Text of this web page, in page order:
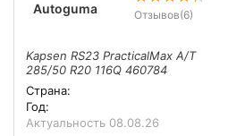
Autoguma Отзывов(6)
Kapsen RS23 PracticalMax A/T
285/50 R20 116Q 460784
Страна:
Год:
Актуальность 08.08.26